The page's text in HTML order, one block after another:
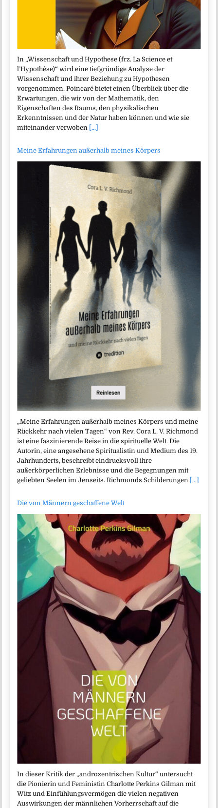
In „Wissenschaft und Hypothese (frz. La Science et
l’Hypothèse)“ wird eine tiefgründige Analyse der
Wissenschaft und ihrer Beziehung zu Hypothesen
vorgenommen. Poincaré bietet einen Überblick über die
Erwartungen, die wir von der Mathematik, den
Eigenschaften des Raums, den physikalischen
Erkenntnissen und der Natur haben können und wie sie
miteinander verwoben [...]
Meine Erfahrungen außerhalb meines Körpers
„Meine Erfahrungen außerhalb meines Körpers und meine
Rückkehr nach vielen Tagen“ von Rev. Cora L. V. Richmond
ist eine faszinierende Reise in die spirituelle Welt. Die
Autorin, eine angesehene Spiritualistin und Medium des 19.
Jahrhunderts, beschreibt eindrucksvoll ihre
außerkörperlichen Erlebnisse und die Begegnungen mit
geliebten Seelen im Jenseits. Richmonds Schilderungen [...]
Die von Männern geschaffene Welt
In dieser Kritik der „androzentrischen Kultur“ untersucht
die Pionierin und Feministin Charlotte Perkins Gilman mit
Witz und Einfühlungsvermögen die vielen negativen
Auswirkungen der männlichen Vorherrschaft auf die